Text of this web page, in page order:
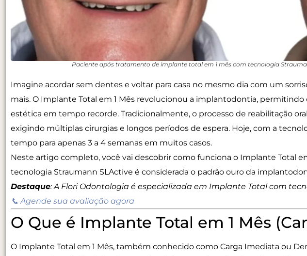
Paciente após tratamento de implante total em 1 mês com tecnologia
Imagine acordar sem dentes e voltar para casa no mesmo dia com um
mais. O Implante Total em 1 Mês revolucionou a implantodontia,
estética em tempo recorde. Tradicionalmente, o processo de reabilitação
exigindo múltiplas cirurgias e longos períodos de espera. Hoje, com a
tempo para apenas 3 a 4 semanas em muitos casos.
Neste artigo completo, você vai descobrir como funciona o Implante Total
tecnologia Straumann SLActive é considerada o padrão ouro da
Destaque:A Flori Odontologia é especializada em Implante Total com
📞 Agende sua avaliação agora
O Que é Implante Total em 1 Mês
O Implante Total em 1 Mês, também conhecido como Carga Imediata ou